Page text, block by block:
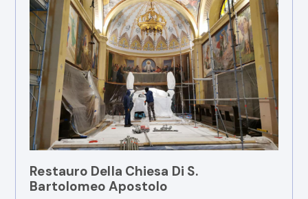
Restauro Della Chiesa Di S.
Bartolomeo Apostolo